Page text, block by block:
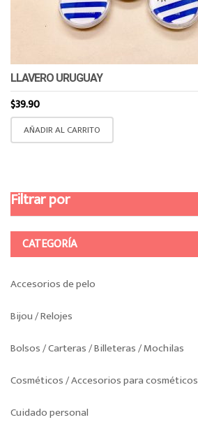
LLAVERO URUGUAY
$39.90
AÑADIR AL CARRITO
Filtrar por
CATEGORÍA
Accesorios de pelo
Bijou / Relojes
Bolsos / Carteras / Billeteras / Mochilas
Cosméticos / Accesorios para cosméticos
Cuidado personal